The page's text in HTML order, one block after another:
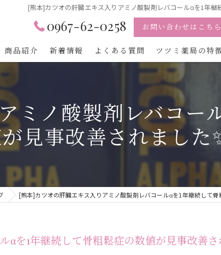
[熊本]カツオの肝臓エキス入りアミノ酸製剤レバコールαを1年
0967-62-0258 お問い合わせはこちら
商品紹介 新着情報 よくある質問 ツツミ薬局の特
宮崎の漢方
美容
カウンセリング
慢性痛
ミノ酸製剤レバコー
見事改善されました
[熊本]カツオの肝臓エキス入りアミノ酸製剤レバコールαを1年継続して
を1年継続して骨粗鬆症の数値が見事改善さ